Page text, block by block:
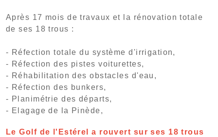
Après 17 mois de travaux et la rénovation totale
de ses 18 trous :
- Réfection totale du système d'irrigation,
- Réfection des pistes voiturettes,
- Réhabilitation des obstacles d'eau,
- Réfection des bunkers,
- Planimétrie des départs,
- Elagage de la Pinède,
Le Golf de l'Estérel a rouvert sur ses 18 trous